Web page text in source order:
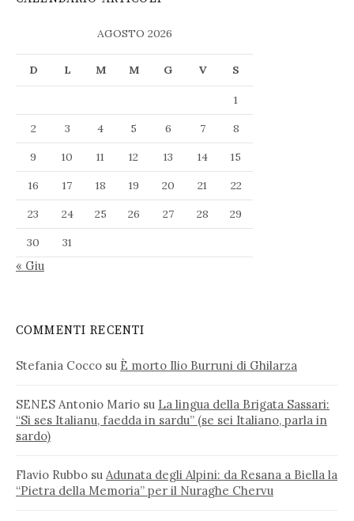
AGOSTO 2026
D L M M G V S
1
2
3 4 5 6 7
8
9
10 11 12 13 14
15
16
17 18 19 20 21
22
23
24 25 26 27 28
29
30
31
« Giu
COMMENTI RECENTI
Stefania Cocco su È morto Ilio Burruni di Ghilarza
SENES Antonio Mario su La lingua della Brigata Sassari:
“Si ses Italianu, faedda in sardu” (se sei Italiano, parla in
sardo)
Flavio Rubbo su Adunata degli Alpini: da Resana a Biella la
“Pietra della Memoria” per il Nuraghe Chervu